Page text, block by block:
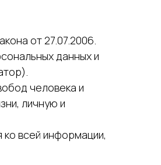
от 27.07.2006.
данных и
человека и
личную и
всей информации,